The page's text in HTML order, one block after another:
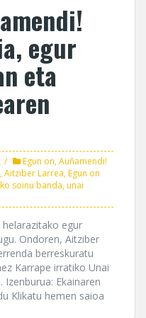
egur
eta
Egun on, Auñamendi!
,Aitziber Larrea,Egun on
soinu banda,unai
egur
Ondoren, Aitziber
berreskuratu
Karrape irratiko Unai
Ekainaren
Klikatu hemen saioa